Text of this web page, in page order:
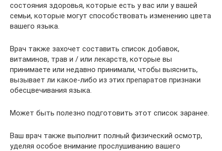
состояния здоровья, которые есть у вас или у вашей
семьи, которые могут способствовать изменению цвета
вашего языка.
Врач также захочет составить список добавок,
витаминов, трав и / или лекарств, которые вы
принимаете или недавно принимали, чтобы выяснить,
вызывает ли какое-либо из этих препаратов признаки
обесцвечивания языка.
Может быть полезно подготовить этот список заранее.
Ваш врач также выполнит полный физический осмотр,
уделяя особое внимание прослушиванию вашего